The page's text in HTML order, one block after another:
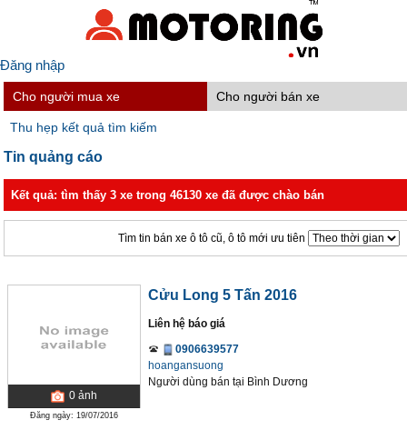
Đăng nhập
Cho người mua xe Cho người bán xe
Thu hẹp kết quả tìm kiếm
Tin quảng cáo
Kết quả: tìm thấy 3 xe trong 46130 xe đã được chào bán
Tìm tin bán xe ô tô cũ, ô tô mới ưu tiên
0 ảnh
Đăng ngày: 19/07/2016
Cửu Long 5 Tấn 2016
Liên hệ báo giá
0906639577
hoangansuong
Người dùng bán tại Bình Dương